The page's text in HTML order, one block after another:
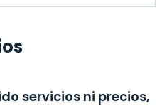
servicios ni precios,